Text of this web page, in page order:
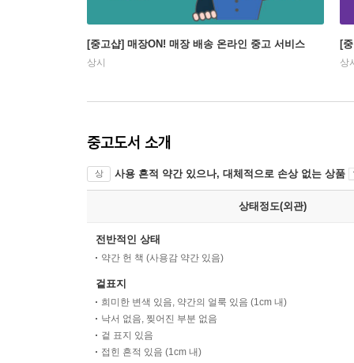
[중고샵] 매장ON! 매장 배송 온라인 중고 서비스
상시
[
상
중고도서 소개
상 사용 흔적 약간 있으나, 대체적으로 손상 없는 상품
상태정도(외관)
전반적인 상태
약간 헌 책 (사용감 약간 있음)
겉표지
희미한 변색 있음, 약간의 얼룩 있음 (1cm 내)
낙서 없음, 찢어진 부분 없음
겉 표지 있음
접힌 흔적 있음 (1cm 내)